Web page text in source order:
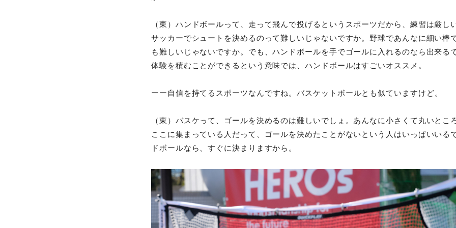
（東）ハンドボールって、走って飛んで投げるというスポーツだから、練習は厳し
サッカーでシュートを決めるのって難しいじゃないですか。野球であんなに細い棒
も難しいじゃないですか。でも、ハンドボールを手でゴールに入れるのなら出来る
体験を積むことができるという意味では、ハンドボールはすごいオススメ。
ーー 自信を持てるスポーツなんですね。バスケットボールとも似ていますけど。
（東）バスケって、ゴールを決めるのは難しいでしょ。あんなに小さくて丸いとこ
ここに集まっている人だって、ゴールを決めたことがないという人はいっぱいいる
ドボールなら、すぐに決まりますから。